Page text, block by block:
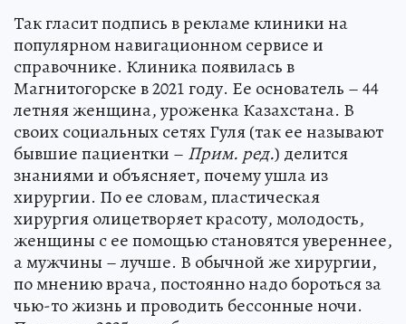
Так гласит подпись в рекламе клиники на
популярном навигационном сервисе и
справочнике. Клиника появилась в
Магнитогорске в 2021 году. Ее основатель – 44
летняя женщина, уроженка Казахстана. В
своих социальных сетях Гуля (так ее называют
бывшие пациентки – Прим. ред.) делится
знаниями и объясняет, почему ушла из
хирургии. По ее словам, пластическая
хирургия олицетворяет красоту, молодость,
женщины с ее помощью становятся увереннее,
а мужчины – лучше. В обычной же хирургии,
по мнению врача, постоянно надо бороться за
чью-то жизнь и проводить бессонные ночи.